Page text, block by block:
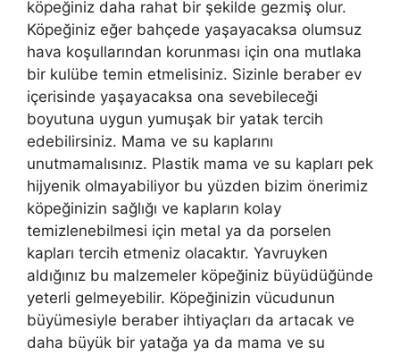
köpeğiniz daha rahat bir şekilde gezmiş olur.
Köpeğiniz eğer bahçede yaşayacaksa olumsuz
hava koşullarından korunması için ona mutlaka
bir kulübe temin etmelisiniz. Sizinle beraber ev
içerisinde yaşayacaksa ona sevebileceği
boyutuna uygun yumuşak bir yatak tercih
edebilirsiniz. Mama ve su kaplarını
unutmamalısınız. Plastik mama ve su kapları pek
hijyenik olmayabiliyor bu yüzden bizim önerimiz
köpeğinizin sağlığı ve kapların kolay
temizlenebilmesi için metal ya da porselen
kapları tercih etmeniz olacaktır. Yavruyken
aldığınız bu malzemeler köpeğiniz büyüdüğünde
yeterli gelmeyebilir. Köpeğinizin vücudunun
büyümesiyle beraber ihtiyaçları da artacak ve
daha büyük bir yatağa ya da mama ve su